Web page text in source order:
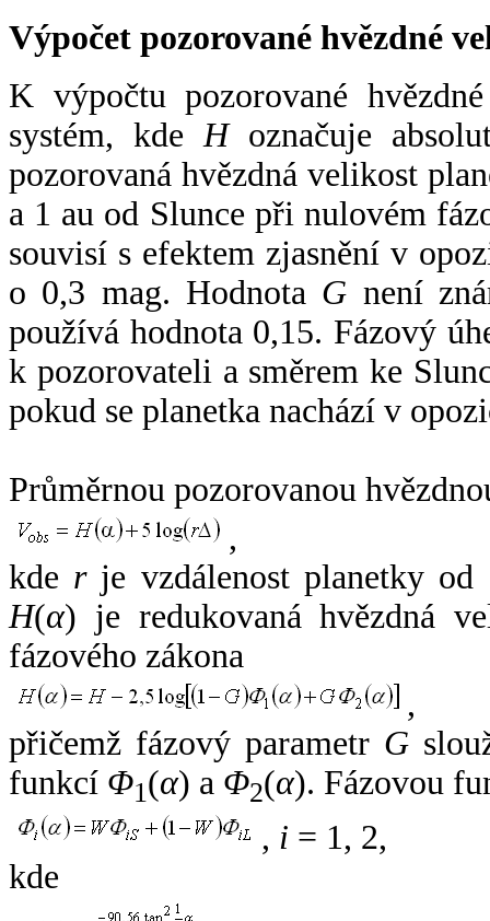
Výpočet pozorované hvězdné
K výpočtu pozorované
systém, kde Hoznačuje
pozorovaná hvězdná velikost
a 1 au od Slunce při nulovém
souvisí s efektem zjasnění v
o 0,3 mag. Hodnota G není
používá hodnota 0,15. Fázový
k pozorovateli a směrem ke
pokud se planetka nachází v
Průměrnou pozorovanou
,
kde rje vzdálenost planetky od
H(α) je redukovaná hvězdná
fázového zákona
,
přičemž fázový parametr G
funkcí Φ1(α) a Φ2(α). Fázovou
, i = 1, 2,
kde